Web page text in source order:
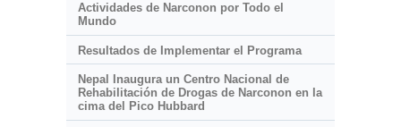
Actividades de Narconon por Todo el
Mundo
Resultados de Implementar el Programa
Nepal Inaugura un Centro Nacional de
Rehabilitación de Drogas de Narconon en la
cima del Pico Hubbard